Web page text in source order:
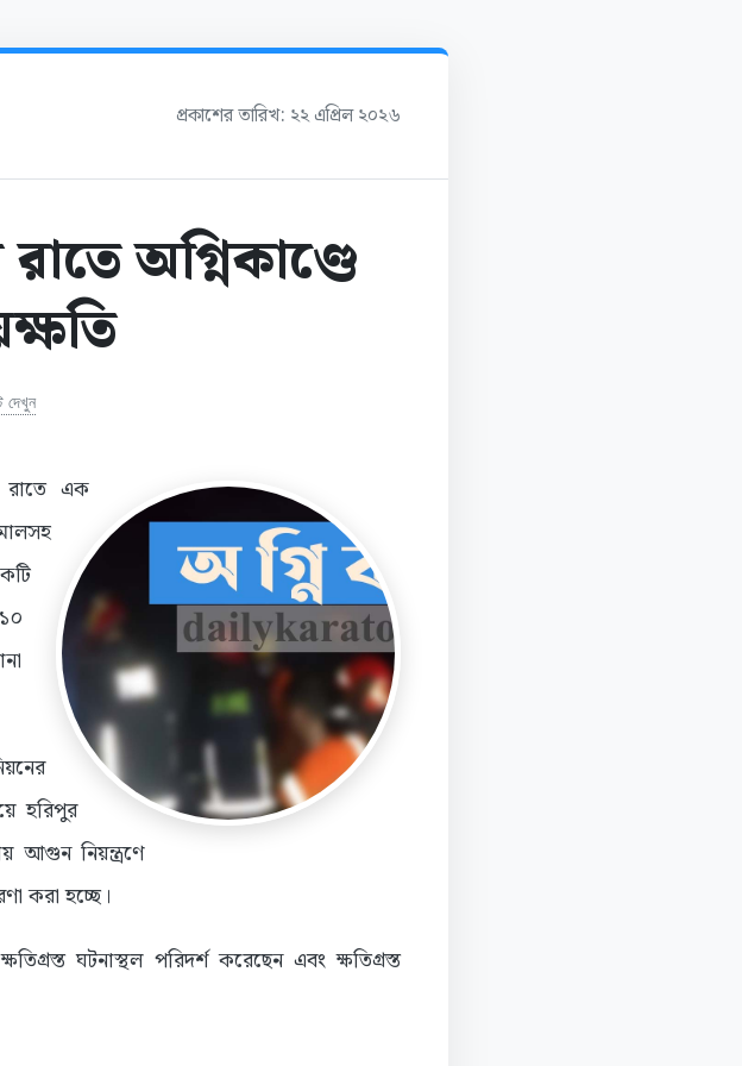
প্রকাশের তারিখ: ২২ এপ্রিল ২০২৬
অগ্নিকাণ্ডে
দেখুন
রাতে এক
হরিপুর
আগুন নিয়ন্ত্রণে
করা হচ্ছে।
ঘটনাস্থল পরিদর্শ করেছেন এবং ক্ষতিগ্রস্ত